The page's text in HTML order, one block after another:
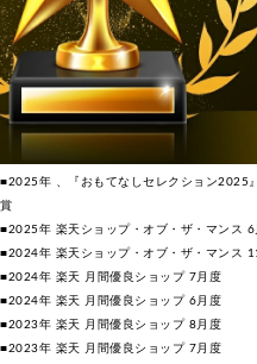
■2025年 、『おもてなしセレクション2025
賞
■2025年 楽天ショップ・オブ・ザ・マンス 6
■2024年 楽天ショップ・オブ・ザ・マンス
■2024年 楽天 月間優良ショップ 7月度
■2024年 楽天 月間優良ショップ 6月度
■2023年 楽天 月間優良ショップ 8月度
■2023年 楽天 月間優良ショップ 7月度